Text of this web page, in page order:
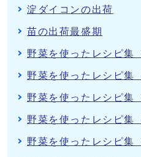
淀ダイコンの出荷
苗の出荷最盛期
野菜を使ったレシピ集
野菜を使ったレシピ集
野菜を使ったレシピ集
野菜を使ったレシピ集
野菜を使ったレシピ集